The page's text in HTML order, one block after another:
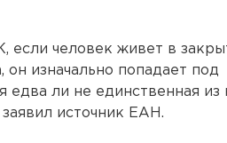
если человек живет в
он изначально попадает под
ли не единственная из
источник ЕАН.